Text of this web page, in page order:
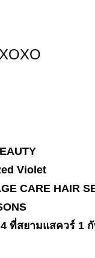
XOXO
Violet
CARE HAIR
4 ที่สยามแสควร์ 1